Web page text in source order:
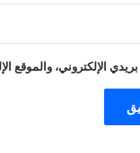
الإلكتروني، والموقع